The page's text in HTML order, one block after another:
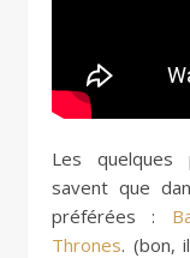
Les quelques
savent que
préférées :
Thrones. (bon,